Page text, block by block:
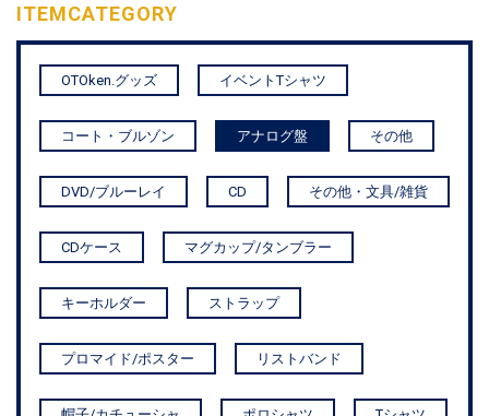
ITEMCATEGORY
OTOken.グッズ イベントTシャツ
コート・ブルゾン アナログ盤 その他
DVD/ブルーレイ CD その他・文具/雑貨
CDケース マグカップ/タンブラー
キーホルダー ストラップ
プロマイド/ポスター リストバンド